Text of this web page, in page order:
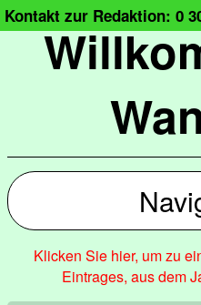
Kontakt zur Redaktion: 0
Klicken Sie hier, um zu
Eintrages, aus dem